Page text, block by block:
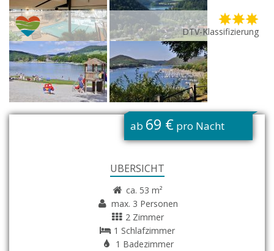
DTV-Klassifizierung
ab 69 € pro Nacht
ÜBERSICHT
ca. 53 m²
max. 3 Personen
2 Zimmer
1 Schlafzimmer
1 Badezimmer